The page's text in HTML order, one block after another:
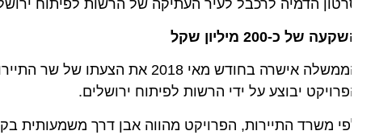
הדמיה לרכבל לעיר העתיקה של הרשות לפיתוח ירושלים
של כ-200 מיליון שקל
יבוצע על ידי הרשות לפיתוח ירושלים.
משרד התיירות, הפרויקט מהווה אבן דרך משמעותית